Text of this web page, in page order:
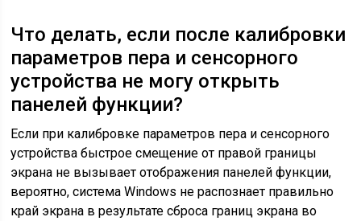
Что делать, если после калибровки
параметров пера и сенсорного
устройства не могу открыть
панелей функции?
Если при калибровке параметров пера и сенсорного
устройства быстрое смещение от правой границы
экрана не вызывает отображения панелей функции,
вероятно, система Windows не распознает правильно
край экрана в результате сброса границ экрана во